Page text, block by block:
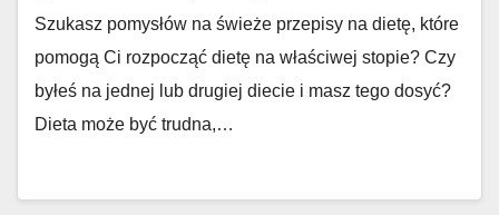
Szukasz pomysłów na świeże przepisy na dietę, które
pomogą Ci rozpocząć dietę na właściwej stopie? Czy
byłeś na jednej lub drugiej diecie i masz tego dosyć?
Dieta może być trudna,…